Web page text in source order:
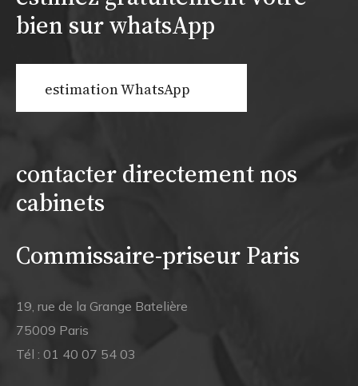
bien sur whatsApp
estimation WhatsApp
contacter directement nos
cabinets
Commissaire-priseur Paris
19, rue de la Grange Batelière
75009 Paris
Tél : 01 40 07 54 03